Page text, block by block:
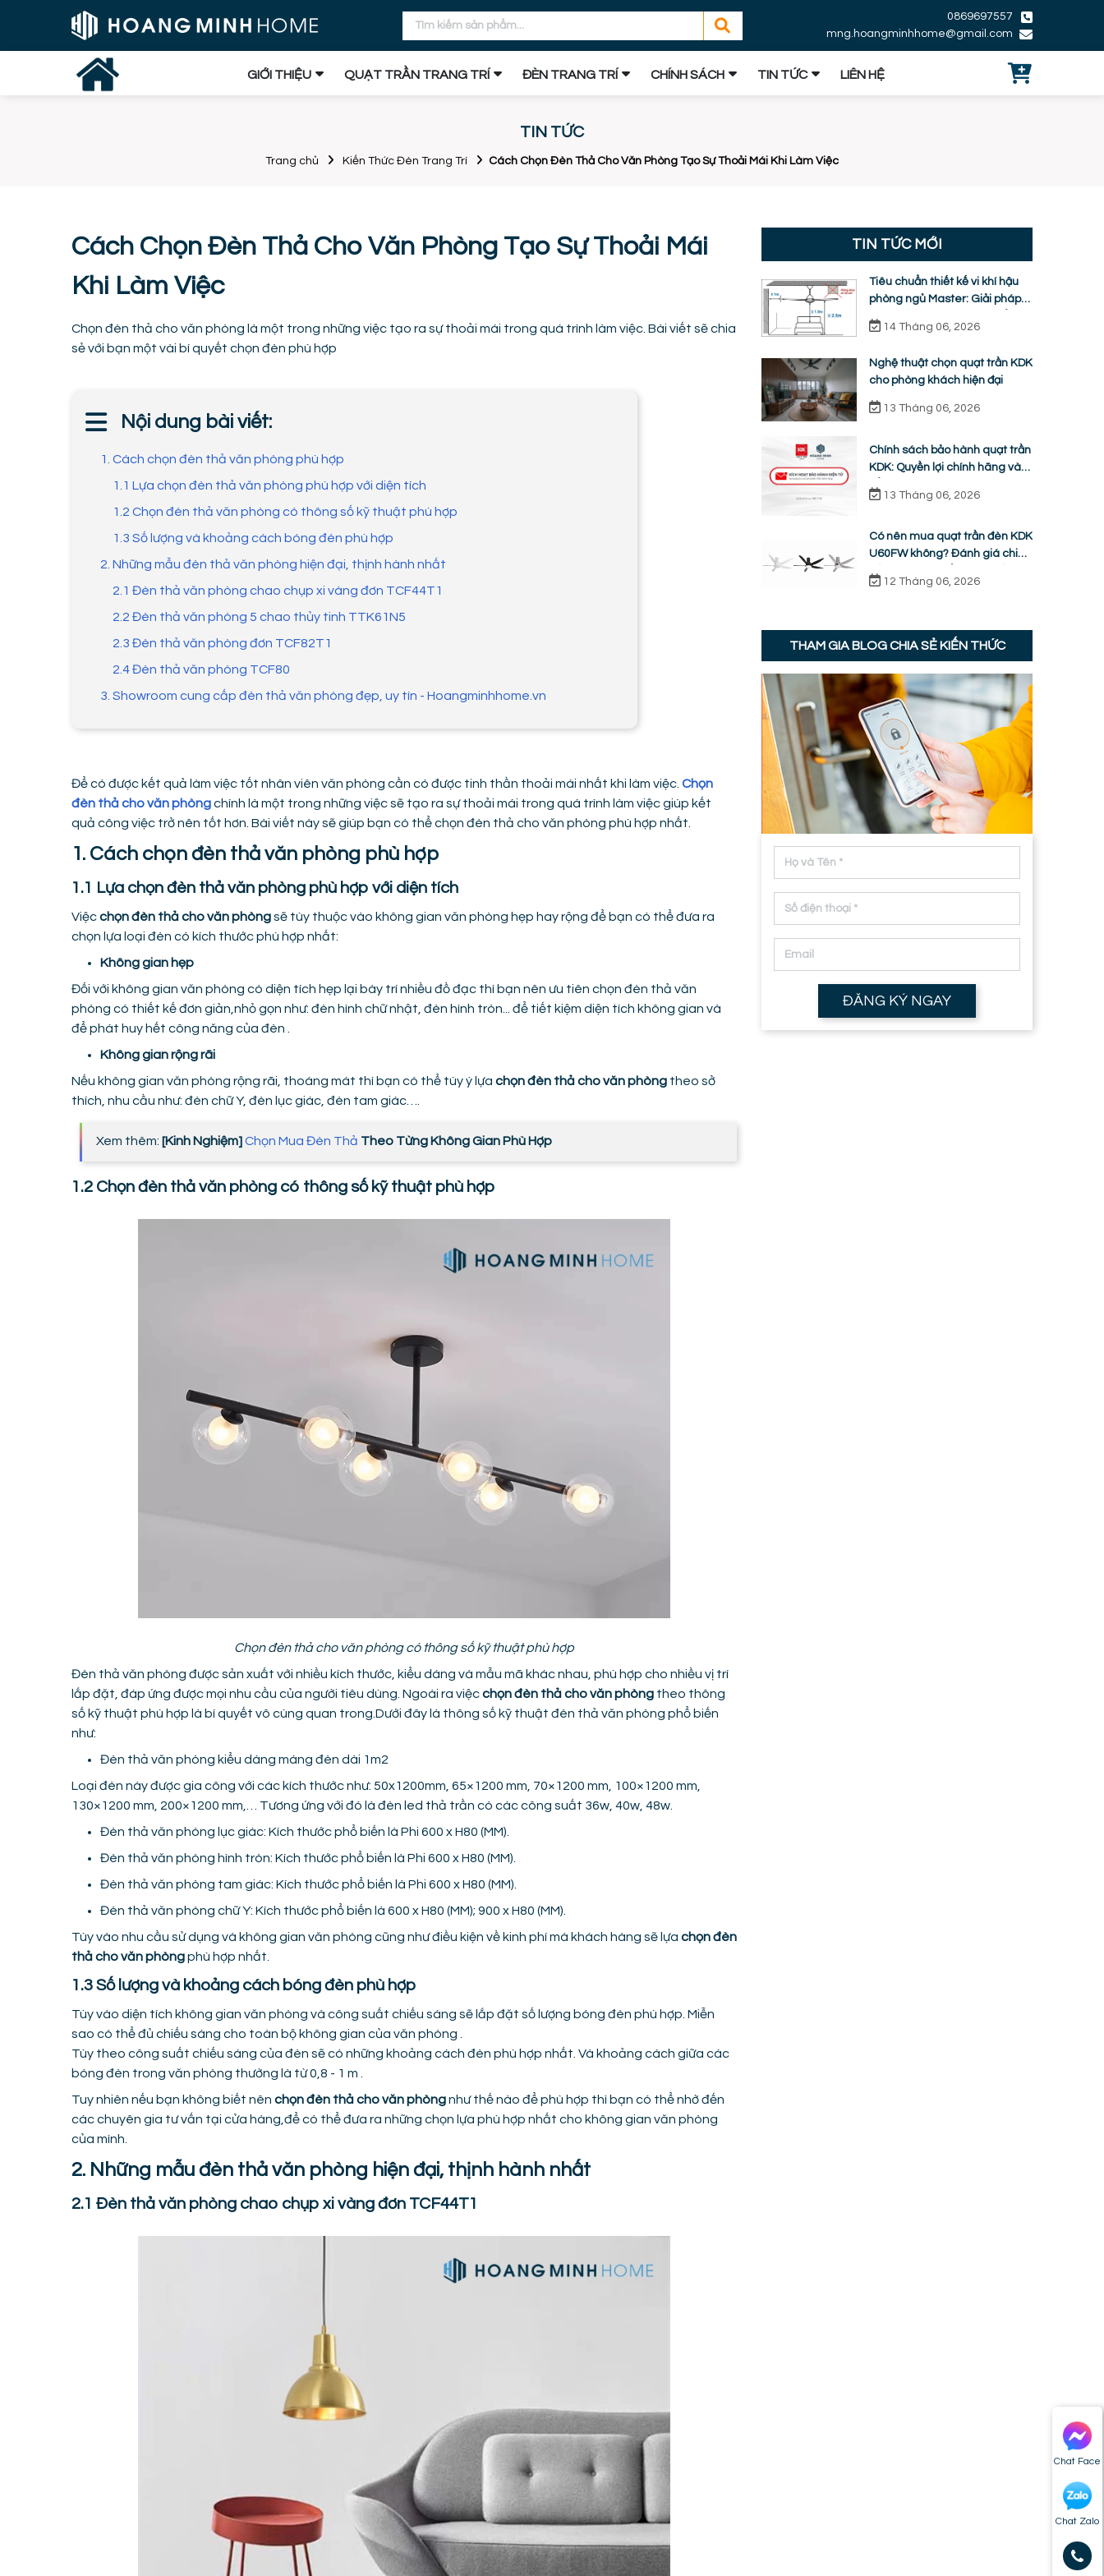
0869697557
mng.hoangminhhome@gmail.com
GIỚI THIỆU QUẠT TRẦN TRANG TRÍ ĐÈN TRANG TRÍ CHÍNH SÁCH TIN TỨC LIÊN HỆ
Chat Face
Chat Zalo
TIN TỨC
Trang chủ Kiến Thức Đèn Trang Trí Cách Chọn Đèn Thả Cho Văn Phòng Tạo Sự Thoải Mái Khi Làm Việc
Cách Chọn Đèn Thả Cho Văn Phòng Tạo Sự Thoải Mái
Khi Làm Việc
Chọn đèn thả cho văn phòng là một trong những việc tạo ra sự thoải mái trong quá trình làm việc. Bài viết sẽ chia
sẻ với bạn một vài bí quyết chọn đèn phù hợp
Nội dung bài viết:
1. Cách chọn đèn thả văn phòng phù hợp
1.1 Lựa chọn đèn thả văn phòng phù hợp với diện tích
1.2 Chọn đèn thả văn phòng có thông số kỹ thuật phù hợp
1.3 Số lượng và khoảng cách bóng đèn phù hợp
2. Những mẫu đèn thả văn phòng hiện đại, thịnh hành nhất
2.1 Đèn thả văn phòng chao chụp xi vàng đơn TCF44T1
2.2 Đèn thả văn phòng 5 chao thủy tinh TTK61N5
2.3 Đèn thả văn phòng đơn TCF82T1
2.4 Đèn thả văn phòng TCF80
3. Showroom cung cấp đèn thả văn phòng đẹp, uy tín - Hoangminhhome.vn
Để có được kết quả làm việc tốt nhân viên văn phòng cần có được tinh thần thoải mái nhất khi làm việc. Chọn
đèn thả cho văn phòngchính là một trong những việc sẽ tạo ra sự thoải mái trong quá trình làm việc giúp kết
quả công việc trở nên tốt hơn. Bài viết này sẽ giúp bạn có thể chọn đèn thả cho văn phòng phù hợp nhất.
1. Cách chọn đèn thả văn phòng phù hợp
1.1 Lựa chọn đèn thả văn phòng phù hợp với diện tích
Việcchọn đèn thả cho văn phòngsẽ tùy thuộc vào không gian văn phòng hẹp hay rộng để bạn có thể đưa ra
chọn lựa loại đèn có kích thước phù hợp nhất:
Không gian hẹp
Đối với không gian văn phòng có diện tích hẹp lại bày trí nhiều đồ đạc thì bạn nên ưu tiên chọn đèn thả văn
phòng có thiết kế đơn giản,nhỏ gọn như: đèn hình chữ nhật, đèn hình tròn... để tiết kiệm diện tích không gian và
để phát huy hết công năng của đèn .
Không gian rộng rãi
Nếu không gian văn phòng rộng rãi, thoáng mát thì bạn có thể tùy ý lựa chọn đèn thả cho văn phòng theo sở
thích, nhu cầu như: đèn chữ Y, đèn lục giác, đèn tam giác….
Xem thêm: [Kinh Nghiệm]Chọn Mua Đèn Thả Theo Từng Không Gian Phù Hợp
1.2 Chọn đèn thả văn phòng có thông số kỹ thuật phù hợp
Chọn đèn thả cho văn phòng có thông số kỹ thuật phù hợp
Đèn thả văn phòng được sản xuất với nhiều kích thước, kiểu dáng và mẫu mã khác nhau, phù hợp cho nhiều vị trí
lắp đặt, đáp ứng được mọi nhu cầu của người tiêu dùng. Ngoài ra việcchọn đèn thả cho văn phòng theo thông
số kỹ thuật phù hợp là bí quyết vô cùng quan trong.Dưới đây là thông số kỹ thuật đèn thả văn phòng phổ biến
như:
Đèn thả văn phòng kiểu dáng máng đèn dài 1m2
Loại đèn này được gia công với các kích thước như: 50x1200mm, 65×1200 mm, 70×1200 mm, 100×1200 mm,
130×1200 mm, 200×1200 mm,… Tương ứng với đó là đèn led thả trần có các công suất 36w, 40w, 48w.
Đèn thả văn phòng lục giác: Kích thước phổ biến là Phi 600 x H80 (MM).
Đèn thả văn phòng hình tròn: Kích thước phổ biến là Phi 600 x H80 (MM).
Đèn thả văn phòng tam giác: Kích thước phổ biến là Phi 600 x H80 (MM).
Đèn thả văn phòng chữ Y: Kích thước phổ biến là 600 x H80 (MM); 900 x H80 (MM).
Tùy vào nhu cầu sử dụng và không gian văn phòng cũng như điều kiện về kinh phí mà khách hàng sẽ lựa chọn đèn
thả cho văn phòngphù hợp nhất.
1.3 Số lượng và khoảng cách bóng đèn phù hợp
Tùy vào diện tích không gian văn phòng và công suất chiếu sáng sẽ lắp đặt số lượng bóng đèn phù hợp. Miễn
sao có thể đủ chiếu sáng cho toàn bộ không gian của văn phòng .
Tùy theo công suất chiếu sáng của đèn sẽ có những khoảng cách đèn phù hợp nhất. Và khoảng cách giữa các
bóng đèn trong văn phòng thường là từ 0,8 - 1 m .
Tuy nhiên nếu bạn không biết nên chọn đèn thả cho văn phòngnhư thế nào để phù hợp thì bạn có thể nhờ đến
các chuyên gia tư vấn tại cửa hàng,để có thể đưa ra những chọn lựa phù hợp nhất cho không gian văn phòng
của mình.
2. Những mẫu đèn thả văn phòng hiện đại, thịnh hành nhất
2.1 Đèn thả văn phòng chao chụp xi vàng đơn TCF44T1
TIN TỨC MỚI
Tiêu chuẩn thiết kế vi khí hậu
phòng ngủ Master: Giải pháp
quạt trần KDK ti ngắn chuẩn
nhân trắc học
14 Tháng 06, 2026
Nghệ thuật chọn quạt trần KDK
cho phòng khách hiện đại
13 Tháng 06, 2026
Chính sách bảo hành quạt trần
KDK: Quyền lợi chính hãng và
13 Tháng 06, 2026
Có nên mua quạt trần đèn KDK
U60FW không? Đánh giá chi
tiết ưu nhược điểm thực tế
12 Tháng 06, 2026
THAM GIA BLOG CHIA SẺ KIẾN THỨC
ĐĂNG KÝ NGAY